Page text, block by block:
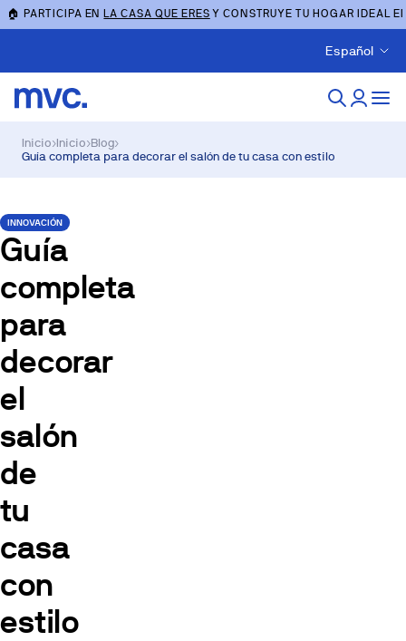
🏠 PARTICIPA ENLA CASA QUE ERES Y CONSTRUYE TU HOGAR IDEAL
Español
Inicio›Inicio›Blog›
Guía completa para decorar el salón de tu casa con estilo
INNOVACIÓN
Guía
completa
para
decorar
el
salón
de
tu
casa
con
estilo